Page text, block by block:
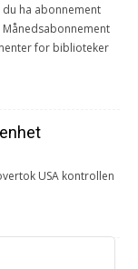
ha abonnement
Månedsabonnement
for biblioteker
USA kontrollen
fra forrige